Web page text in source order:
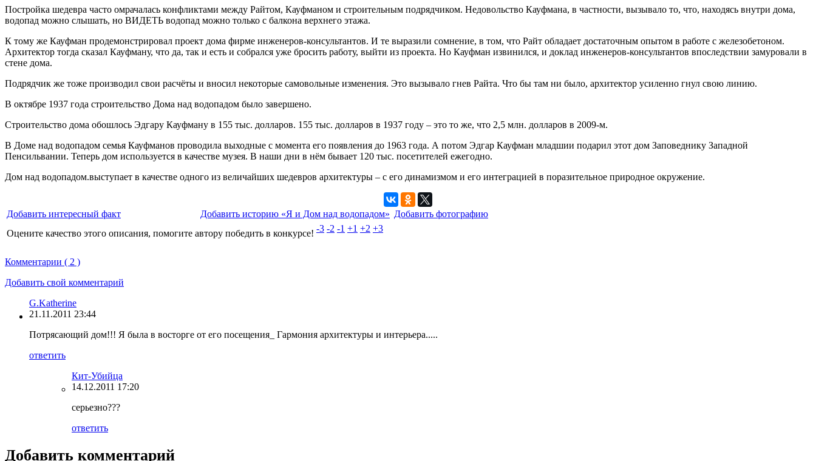
Постройка шедевра часто омрачалась конфликтами между Райтом, Кауфманом и строительным подрядчиком. Недовольство Кауфмана, в частности, вызывало то, что, находясь внутри дома,
водопад можно слышать, но ВИДЕТЬ водопад можно только с балкона верхнего этажа.
К тому же Кауфман продемонстрировал проект дома фирме инженеров-консультантов. И те выразили сомнение, в том, что Райт обладает достаточным опытом в работе с железобетоном.
Архитектор тогда сказал Кауфману, что да, так и есть и собрался уже бросить работу, выйти из проекта. Но Кауфман извинился, и доклад инженеров-консультантов впоследствии замуровали в
стене дома.
Подрядчик же тоже производил свои расчёты и вносил некоторые самовольные изменения. Это вызывало гнев Райта. Что бы там ни было, архитектор усиленно гнул свою линию.
В октябре 1937 года строительство Дома над водопадом было завершено.
Строительство дома обошлось Эдгару Кауфману в 155 тыс. долларов. 155 тыс. долларов в 1937 году – это то же, что 2,5 млн. долларов в 2009-м.
В Доме над водопадом семья Кауфманов проводила выходные с момента его появления до 1963 года. А потом Эдгар Кауфман младшии подарил этот дом Заповеднику Западной
Пенсильвании. Теперь дом используется в качестве музея. В наши дни в нём бывает 120 тыс. посетителей ежегодно.
Дом над водопадом.выступает в качестве одного из величайших шедевров архитектуры – с его динамизмом и его интеграцией в поразительное природное окружение.
Добавить интересный факт Добавить историю «Я и Дом над водопадом» Добавить фотографию
Оцените качество этого описания, помогите автору победить в конкурсе! -3 -2 -1 +1 +2 +3
Комментарии ( 2 )
Добавить свой комментарий
G.Katherine
21.11.2011 23:44
Потрясающий дом!!! Я была в восторге от его посещения_ Гармония архитектуры и интерьера.....
ответить
Кит-Убийца
14.12.2011 17:20
серьезно???
ответить
Добавить комментарий